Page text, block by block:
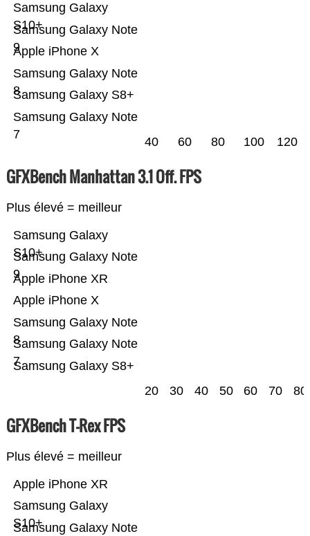
Samsung Galaxy Note
7
Samsung Galaxy S8+
Samsung Galaxy Note
8
Apple iPhone X
Samsung Galaxy Note
9
Samsung Galaxy
S10+
40 60 80 100 120
GFXBench Manhattan 3.1 Off. FPS
Plus élevé = meilleur
Samsung Galaxy S8+
Samsung Galaxy Note
7
Samsung Galaxy Note
8
Apple iPhone X
Apple iPhone XR
Samsung Galaxy Note
9
Samsung Galaxy
S10+
20 30 40 50 60 70 80
GFXBench T-Rex FPS
Plus élevé = meilleur
Samsung Galaxy Note
Samsung Galaxy
S10+
Apple iPhone XR